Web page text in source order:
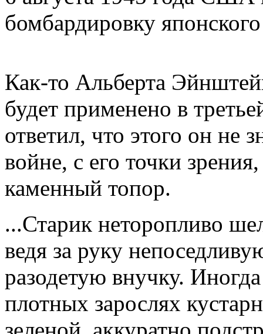
бомбардировку
Как-то Альберта
будет применено в
ответил, что этого он не
войне, с его точки
каменный топор.
...Старик неторопливо
ведя за руку
разодетую внучку.
плотных зарослях